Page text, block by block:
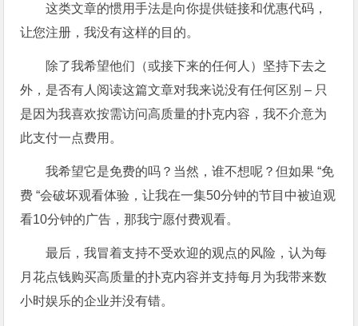
这类文章的惯用手法是向你提供链接和优惠代码，
让您注册，我没有这样的目的。
除了我希望他们（或接下来的任何人）坚持下去之
外，是否有人阅读这篇文章对我来说没有任何区别 – 只
是因为我喜欢按需访问高质量的扑克内容，我不介意为
此支付一点费用。
我希望它是免费的吗？当然，谁不想呢？但如果 “免
费 “会破坏观看体验，让我在一集50分钟的节目中被迫观
看10分钟的广告，那我宁愿付费观看。
最后，我冒着支持不受欢迎的观点的风险，认为每
月花点钱购买高质量的扑克内容并支持每月为我带来数
小时娱乐的企业并没有错。